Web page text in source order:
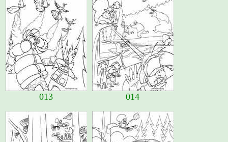
013 014